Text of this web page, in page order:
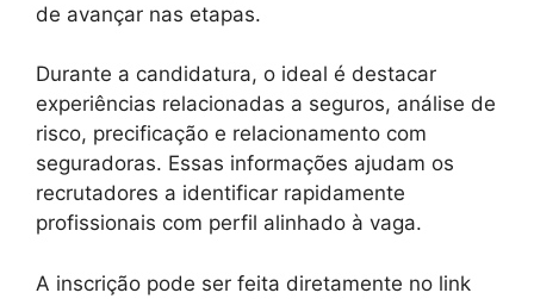
de avançar nas etapas.
Durante a candidatura, o ideal é destacar
experiências relacionadas a seguros, análise de
risco, precificação e relacionamento com
seguradoras. Essas informações ajudam os
recrutadores a identificar rapidamente
profissionais com perfil alinhado à vaga.
A inscrição pode ser feita diretamente no link